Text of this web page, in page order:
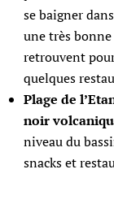
se baigner
une très
retrouvent
quelques
Plage de
noir
niveau du
snacks et